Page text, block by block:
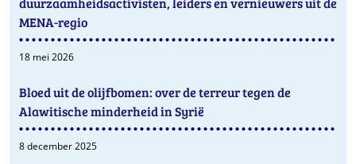
MENA-regio
18 mei 2026
Bloed uit de olijfbomen: over de terreur tegen de
Alawitische minderheid in Syrië
8 december 2025